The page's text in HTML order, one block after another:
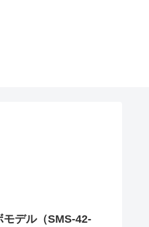
モデル（SMS-42-